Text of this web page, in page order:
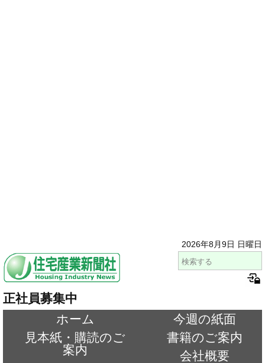
2026年8月9日 日曜日
正社員募集中
ホーム
今週の紙面
見本紙・購読のご
案内
書籍のご案内
会社概要